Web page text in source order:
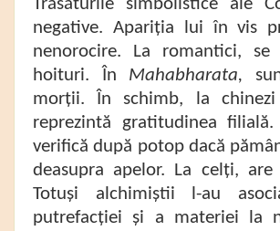
Trăsăturile simbolistice ale
negative. Apariția lui în vis
nenorocire. La romantici,
hoituri. În Mahabharata,
morții. În schimb, la chinezi
reprezintă gratitudinea
verifică după potop dacă
deasupra apelor. La celți,
Totuși alchimiștii l-au
putrefacției și a materiei la